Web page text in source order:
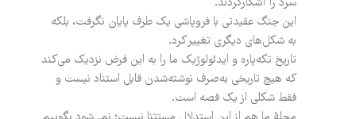
این جنگ عقیدتی با فروپاشی یک طرف پایان نگرفت، بلکه
به شکل‌های دیگری تغییر کرد.
تاریخ تکه‌پاره و ایدئولوژیک ما را به این فرض نزدیک ‌می‌کند
که هیچ تاریخی به‌صرف نوشته‌شدن قابل استناد نیست و
فقط شکلی از یک قصه است.